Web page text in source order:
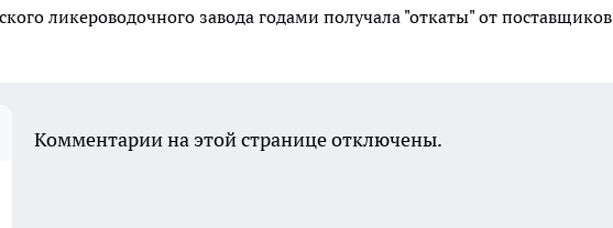
ликероводочного завода годами получала "откаты" от поставщиков
Комментарии на этой странице отключены.